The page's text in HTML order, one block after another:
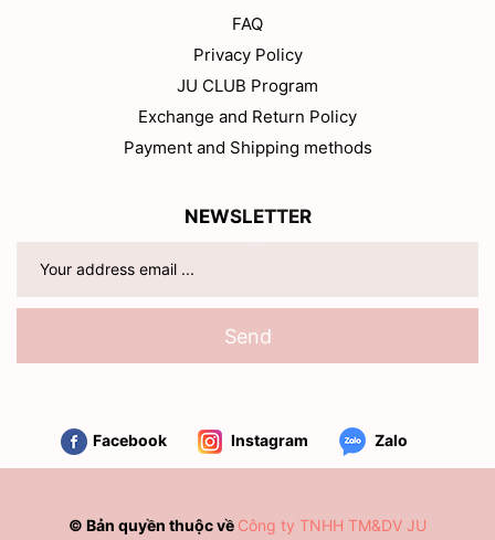
FAQ
Privacy Policy
JU CLUB Program
Exchange and Return Policy
Payment and Shipping methods
NEWSLETTER
Send
Facebook Instagram Zalo
© Bản quyền thuộc về Công ty TNHH TM&DV JU